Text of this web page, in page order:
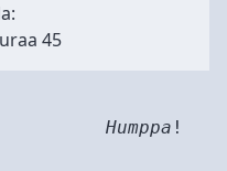
45
Humppa !